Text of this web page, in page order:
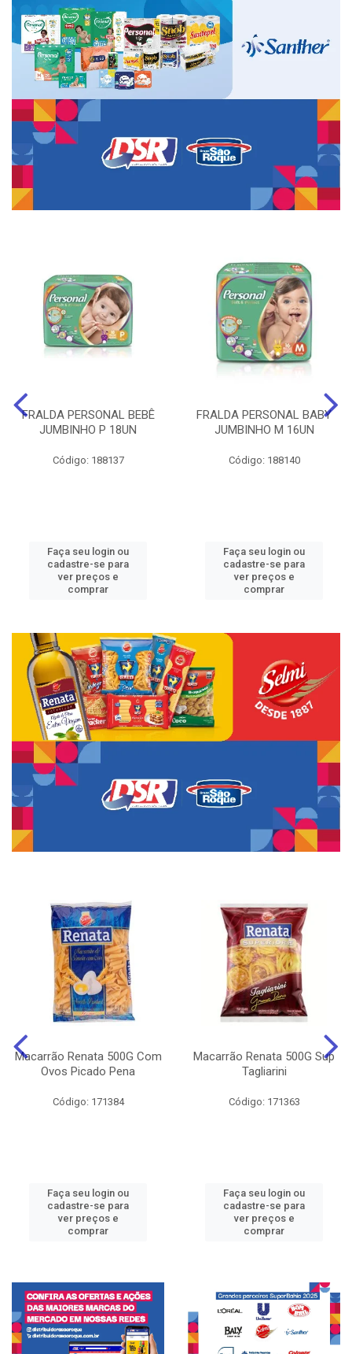
FRALDA PERSONAL BEBÊ
JUMBINHO P 18UN
Código: 188137
Faça seu login ou
cadastre-se para
ver preços e
comprar
FRALDA PERSONAL BABY
JUMBINHO M 16UN
Código: 188140
Faça seu login ou
cadastre-se para
ver preços e
comprar
Macarrão Renata 500G Com
Ovos Picado Pena
Código: 171384
Faça seu login ou
cadastre-se para
ver preços e
comprar
Macarrão Renata 500G Sup
Tagliarini
Código: 171363
Faça seu login ou
cadastre-se para
ver preços e
comprar